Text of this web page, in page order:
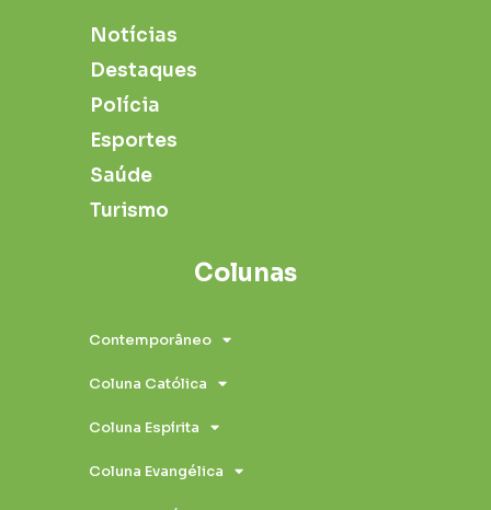
Notícias
Destaques
Polícia
Esportes
Saúde
Turismo
Colunas
Contemporâneo
Coluna Católica
Coluna Espírita
Coluna Evangélica